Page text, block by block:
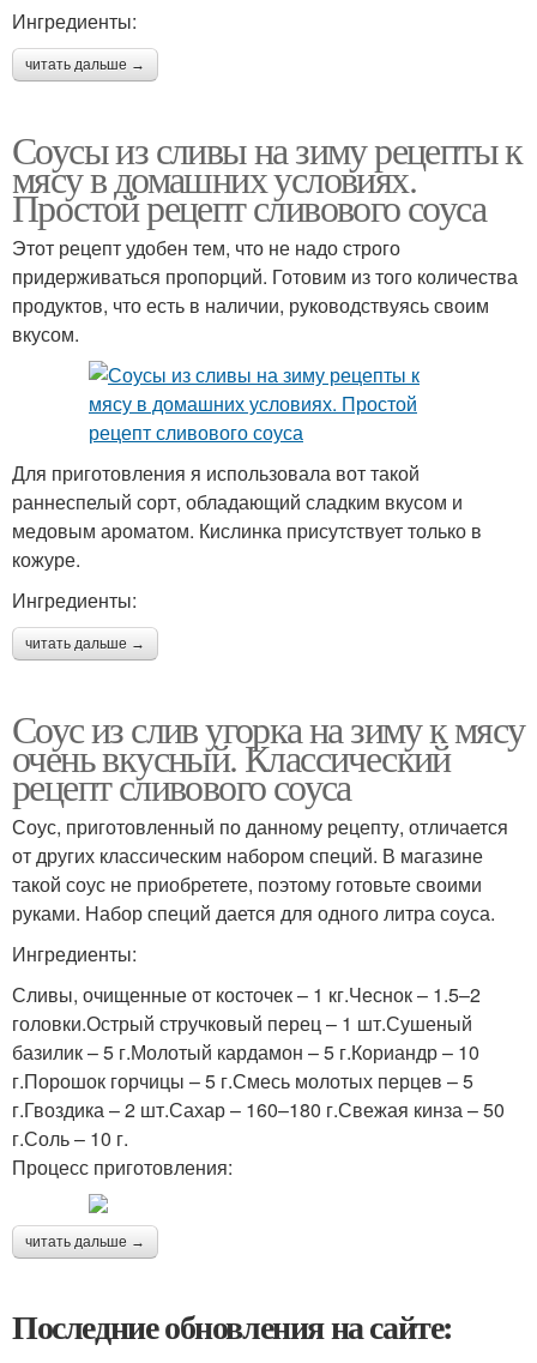
Ингредиенты:
читать дальше →
Соусы из сливы на зиму рецепты к
мясу в домашних условиях.
Простой рецепт сливового соуса
Этот рецепт удобен тем, что не надо строго
придерживаться пропорций. Готовим из того количества
продуктов, что есть в наличии, руководствуясь своим
вкусом.
Для приготовления я использовала вот такой
раннеспелый сорт, обладающий сладким вкусом и
медовым ароматом. Кислинка присутствует только в
кожуре.
Ингредиенты:
читать дальше →
Соус из слив угорка на зиму к мясу
очень вкусный. Классический
рецепт сливового соуса
Соус, приготовленный по данному рецепту, отличается
от других классическим набором специй. В магазине
такой соус не приобретете, поэтому готовьте своими
руками. Набор специй дается для одного литра соуса.
Ингредиенты:
Сливы, очищенные от косточек – 1 кг.Чеснок – 1.5–2
головки.Острый стручковый перец – 1 шт.Сушеный
базилик – 5 г.Молотый кардамон – 5 г.Кориандр – 10
г.Порошок горчицы – 5 г.Смесь молотых перцев – 5
г.Гвоздика – 2 шт.Сахар – 160–180 г.Свежая кинза – 50
г.Соль – 10 г.
Процесс приготовления:
читать дальше →
Последние обновления на сайте: